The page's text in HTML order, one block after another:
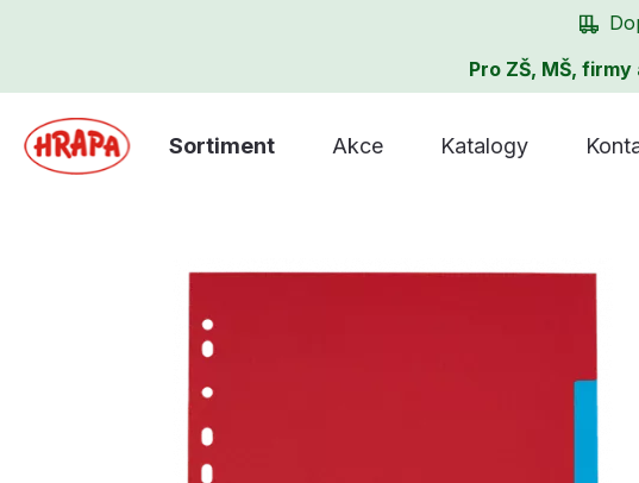
Pro ZŠ, MŠ,
Sortiment Akce Katalogy